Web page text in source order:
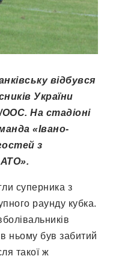
відбувся
України
ООС. На стадіоні
«Івано-
з
суперника з
раунду кубка.
ньому був забитий
такої ж